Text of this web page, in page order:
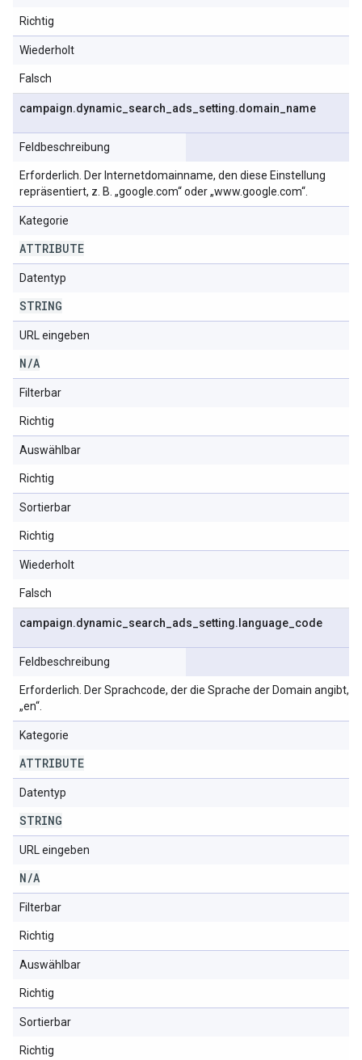
Richtig
Wiederholt
Falsch
campaign.dynamic search ads setting.domain name
Feldbeschreibung
Erforderlich. Der Internetdomainname, den diese Einstellung
repräsentiert, z. B. „google.com“ oder „www.google.com“.
Kategorie
ATTRIBUTE
Datentyp
STRING
URL eingeben
N/A
Filterbar
Richtig
Auswählbar
Richtig
Sortierbar
Richtig
Wiederholt
Falsch
campaign.dynamic search ads setting. language code
Feldbeschreibung
Erforderlich. Der Sprachcode, der die Sprache der Domain angibt, z.
„en“.
Kategorie
ATTRIBUTE
Datentyp
STRING
URL eingeben
N/A
Filterbar
Richtig
Auswählbar
Richtig
Sortierbar
Richtig